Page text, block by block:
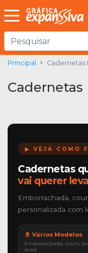
Principal Cadernetas
Cadernetas
▶ VEJA COMO
Cadernetas
vai querer
Emborrachada,
personalizada com
📓 Vários Modelos
Emborrachada, couro,
mais